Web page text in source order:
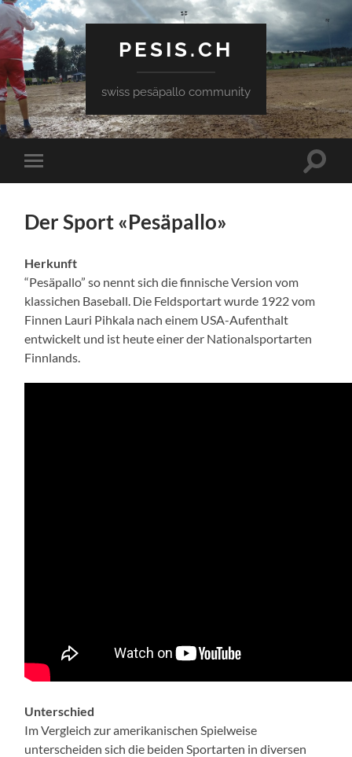
PESIS.CH
swiss pesäpallo community
Toggle
mobile
Toggle
Der Sport «Pesäpallo»
Herkunft
“Pesäpallo” so nennt sich die finnische Version vom
klassichen Baseball. Die Feldsportart wurde 1922 vom
Finnen Lauri Pihkala nach einem USA-Aufenthalt
entwickelt und ist heute einer der Nationalsportarten
Finnlands.
Unterschied
Im Vergleich zur amerikanischen Spielweise
unterscheiden sich die beiden Sportarten in diversen